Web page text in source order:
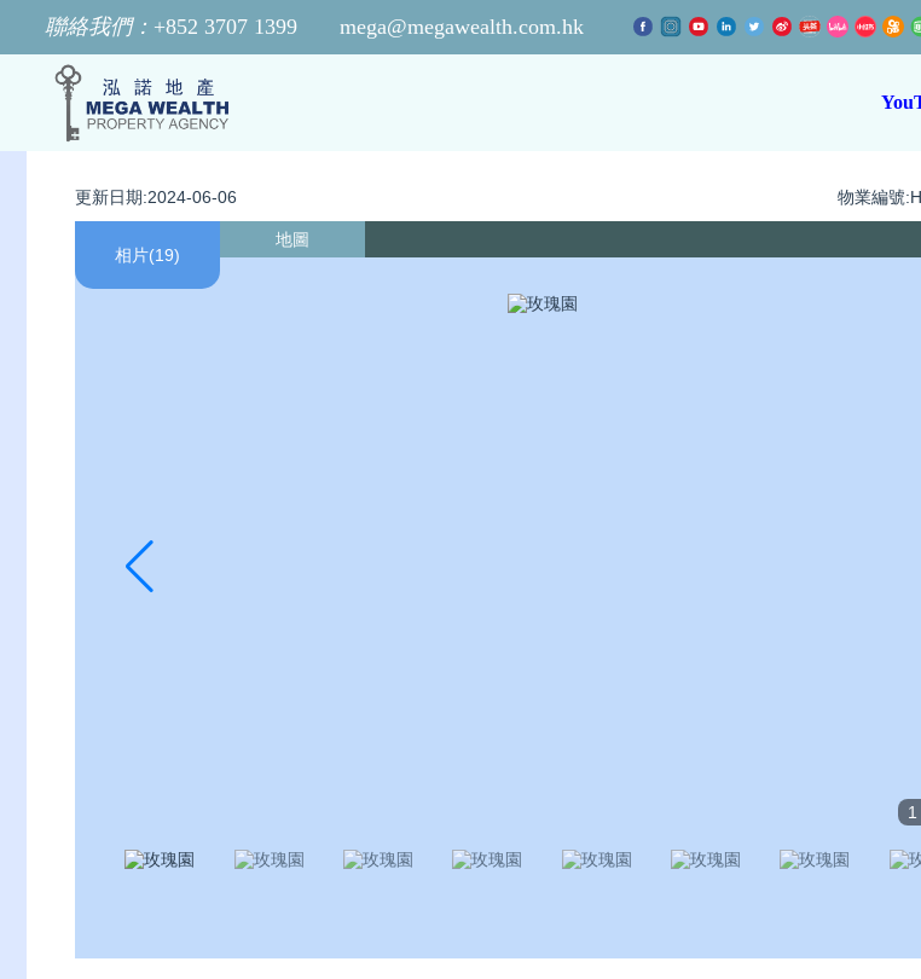
聯絡我們： +852 3707 1399 mega@megawealth.com.hk
更新日期:2024-06-06 物業編號
相片(19)
地圖
1